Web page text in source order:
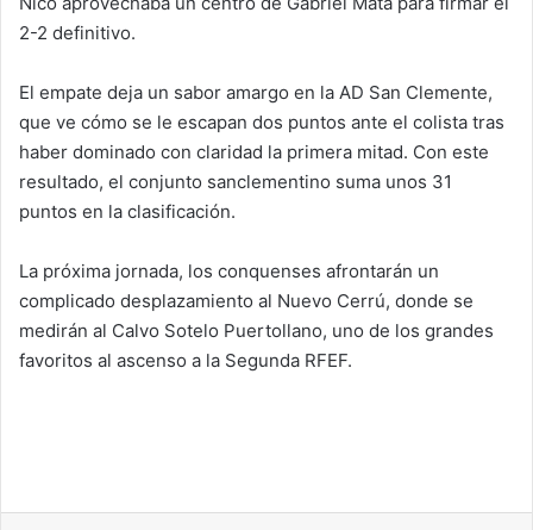
2-2 definitivo.
El empate deja un sabor amargo en la AD San Clemente,
que ve cómo se le escapan dos puntos ante el colista tras
haber dominado con claridad la primera mitad. Con este
resultado, el conjunto sanclementino suma unos 31
puntos en la clasificación.
La próxima jornada, los conquenses afrontarán un
complicado desplazamiento al Nuevo Cerrú, donde se
medirán al Calvo Sotelo Puertollano, uno de los grandes
favoritos al ascenso a la Segunda RFEF.